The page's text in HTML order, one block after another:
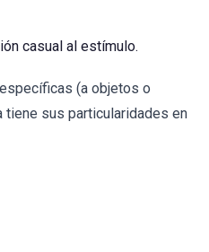
casual al estímulo.
(a objetos o
tiene sus particularidades en